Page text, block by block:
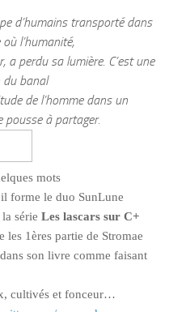
d’humains transporté dans
l’humanité,
a perdu sa lumière. C’est une
du banal
de l’homme dans un
à partager.
mots
forme le duo SunLune
série Les lascars sur C+
1ères partie de Stromae
son livre comme faisant
cultivés et fonceur…